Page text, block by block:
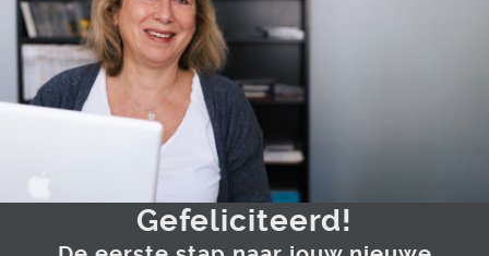
Gefeliciteerd!